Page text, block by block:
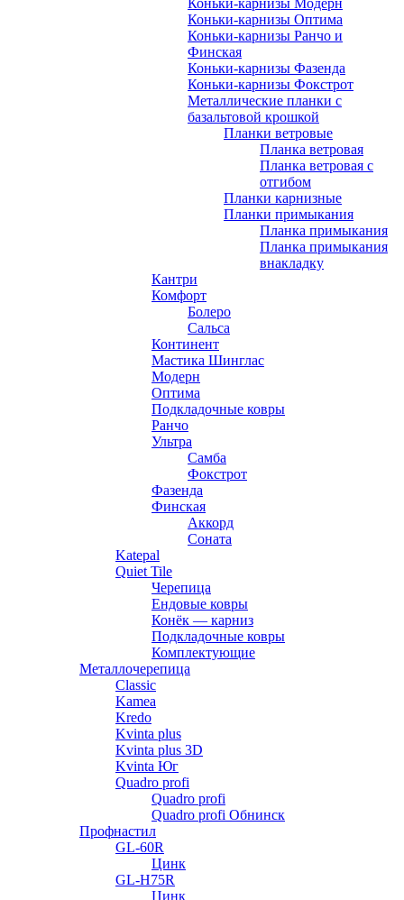
Коньки-карнизы Модерн
Коньки-карнизы Оптима
Коньки-карнизы Ранчо и
Финская
Коньки-карнизы Фазенда
Коньки-карнизы Фокстрот
Металлические планки с
базальтовой крошкой
Планки ветровые
Планка ветровая
Планка ветровая с
отгибом
Планки карнизные
Планки примыкания
Планка примыкания
Планка примыкания
внакладку
Кантри
Комфорт
Болеро
Сальса
Континент
Мастика Шинглас
Модерн
Оптима
Подкладочные ковры
Ранчо
Ультра
Самба
Фокстрот
Фазенда
Финская
Аккорд
Соната
Katepal
Quiet Tile
Черепица
Ендовые ковры
Конёк — карниз
Подкладочные ковры
Комплектующие
Металлочерепица
Classic
Kamea
Kredo
Kvinta plus
Kvinta plus 3D
Kvinta Юг
Quadro profi
Quadro profi
Quadro profi Обнинск
Профнастил
GL-60R
Цинк
GL-H75R
Цинк